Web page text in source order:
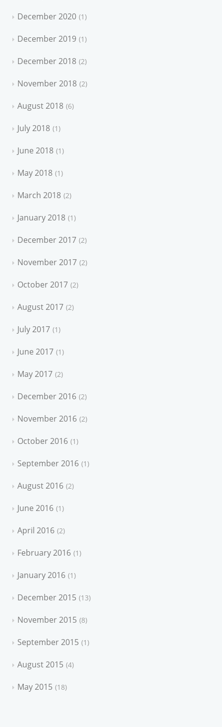
December 2020 1
December 2019 1
December 2018 2
November 2018 2
August 2018 6
July 2018 1
June 2018 1
May 2018 1
March 2018 2
January 2018 1
December 2017 2
November 2017 2
October 2017 2
August 2017 2
July 2017 1
June 2017 1
May 2017 2
December 2016 2
November 2016 2
October 2016 1
September 2016 1
August 2016 2
June 2016 1
April 2016 2
February 2016 1
January 2016 1
December 2015 13
November 2015 8
September 2015 1
August 2015 4
May 2015 18